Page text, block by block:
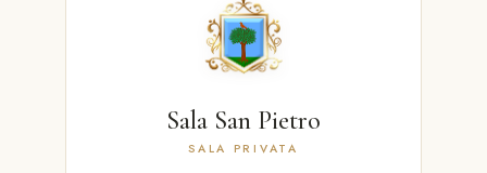
Sala San Pietro
SALA PRIVATA